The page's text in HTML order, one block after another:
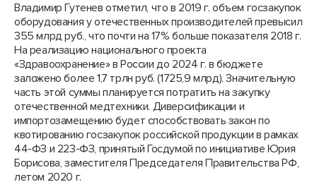
Владимир Гутенев отметил, что в 2019 г. объем госзакупок
оборудования у отечественных производителей превысил
355 млрд руб., что почти на 17% больше показателя 2018 г.
На реализацию национального проекта
«Здравоохранение» в России до 2024 г. в бюджете
заложено более 1,7 трлн руб. (1725,9 млрд). Значительную
часть этой суммы планируется потратить на закупку
отечественной медтехники. Диверсификации и
импортозамещению будет способствовать закон по
квотированию госзакупок российской продукции в рамках
44-ФЗ и 223-ФЗ, принятый Госдумой по инициативе Юрия
Борисова, заместителя Председателя Правительства РФ,
летом 2020 г.